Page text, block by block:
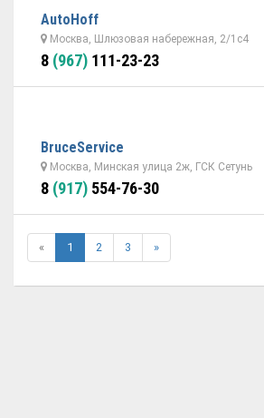
AutoHoff
Москва, Шлюзовая набережная, 2/1с4
8 (967) 111-23-23
BruceService
Москва, Минская улица 2ж, ГСК Сетунь
8 (917) 554-76-30
« 1 2 3 »